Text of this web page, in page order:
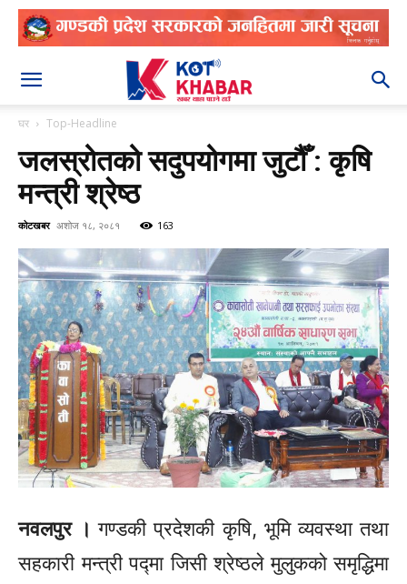
घर Top-Headline
जलस्रोतको सदुपयोगमा जुटौँ : कृषि
मन्त्री श्रेष्ठ
कोटखबर अशोज १८, २०८१ 163
नवलपुर ।गण्डकी प्रदेशकी कृषि, भूमि व्यवस्था तथा
सहकारी मन्त्री पद्मा जिसी श्रेष्ठले मुलुकको समृद्धिमा